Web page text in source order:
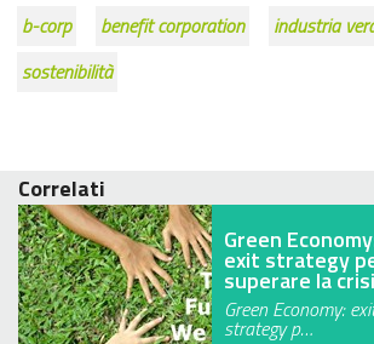
b-corp benefit corporation
industria
sostenibilità
Correlati
Green
exit strategy
superare la crisi
Green Economy:
strategy p…